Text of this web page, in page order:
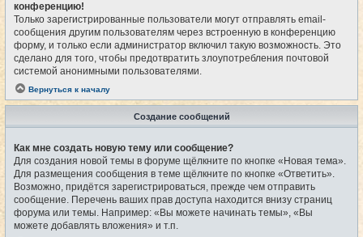
конференцию!
Только зарегистрированные пользователи могут отправлять email-
сообщения другим пользователям через встроенную в конференцию
форму, и только если администратор включил такую возможность. Это
сделано для того, чтобы предотвратить злоупотребления почтовой
системой анонимными пользователями.
Вернуться к началу
Создание сообщений
Как мне создать новую тему или сообщение?
Для создания новой темы в форуме щёлкните по кнопке «Новая тема».
Для размещения сообщения в теме щёлкните по кнопке «Ответить».
Возможно, придётся зарегистрироваться, прежде чем отправить
сообщение. Перечень ваших прав доступа находится внизу страниц
форума или темы. Например: «Вы можете начинать темы», «Вы
можете добавлять вложения» и т.п.